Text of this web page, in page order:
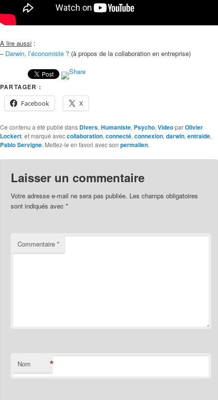
A lire aussi :
– Darwin, l’économiste ? (à propos de la collaboration en entreprise)
PARTAGER :
Facebook
X
Ce contenu a été publié dans Divers, Humaniste, Psycho, VideoparOlivier
Lockert, et marqué aveccollaboration, connecté, connexion, darwin, entraide,
Pablo Servigne. Mettez-le en favori avec son permalien.
Laisser un commentaire
Votre adresse e-mail ne sera pas publiée. Les champs obligatoires
sont indiqués avec*
Commentaire*
Nom *